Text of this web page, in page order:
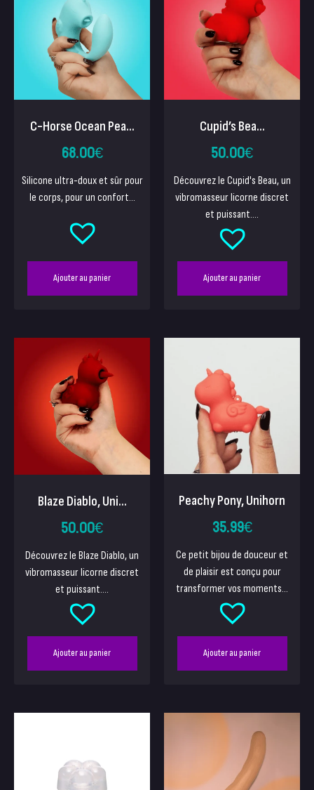
C-Horse Ocean Pea...
68.00€
Silicone ultra-doux et sûr pour
le corps, pour un confort...
Ajouter au panier
Cupid’s Bea...
50.00€
Découvrez le Cupid's Beau, un
vibromasseur licorne discret
et puissant....
Ajouter au panier
Blaze Diablo, Uni...
50.00€
Découvrez le Blaze Diablo, un
vibromasseur licorne discret
et puissant....
Ajouter au panier
Peachy Pony, Unihorn
35.99€
Ce petit bijou de douceur et
de plaisir est conçu pour
transformer vos moments...
Ajouter au panier